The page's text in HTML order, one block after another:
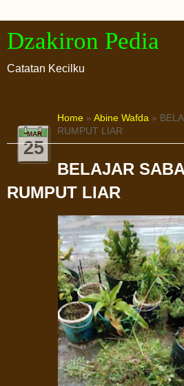
Dzakiron Pedia
Catatan Kecilku
MAR
25
Home » Abine Wafda »
RUMPUT LIAR
BELAJAR
RUMPUT LIAR